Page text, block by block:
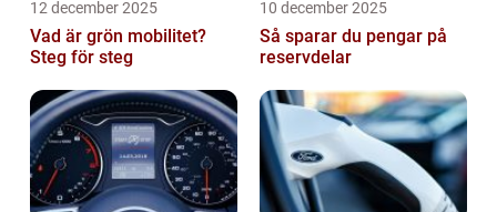
12 december 2025
Vad är grön mobilitet?
Steg för steg
10 december 2025
Så sparar du pengar på
reservdelar